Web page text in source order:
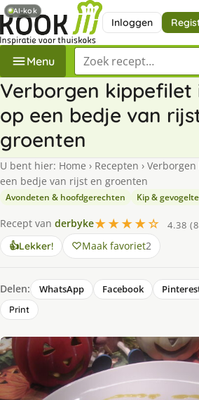
Inloggen
Menu Zoek een recept
Verborgen kippefilet
op een bedje van
groenten
U bent hier: Home › Recepten ›
een bedje van rijst en groenten
Avondeten & hoofdgerechten Kip & gevogelte
Recept van derbyke★★★★☆
4.38
👍Lekker! Maak favoriet2
Delen: WhatsApp Facebook
Print
AI-kok